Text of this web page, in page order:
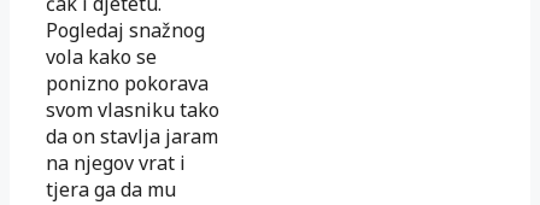
Pogledaj snažnog
vola kako se
ponizno pokorava
svom vlasniku tako
da on stavlja jaram
na njegov vrat i
tjera ga da mu